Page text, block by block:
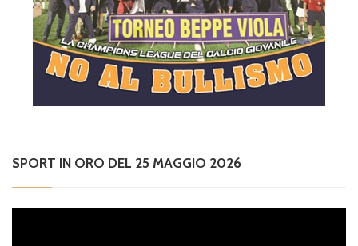
SPORT IN ORO DEL 25 MAGGIO 2026